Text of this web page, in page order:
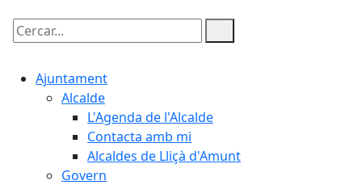
Cercar:
Ajuntament
Alcalde
L'Agenda de l'Alcalde
Contacta amb mi
Alcaldes de Lliçà d'Amunt
Govern